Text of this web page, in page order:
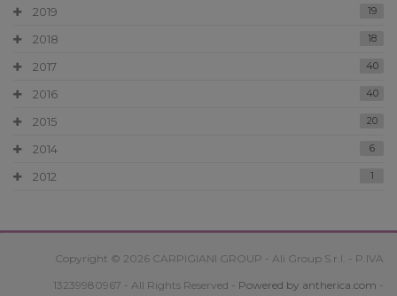
2019 19
2018 18
2017 40
2016 40
2015 20
2014 6
2012 1
Copyright © 2026 CARPIGIANI GROUP - Ali Group S.r.l. - P.IVA
13239980967 - All Rights Reserved - Powered by antherica.com -